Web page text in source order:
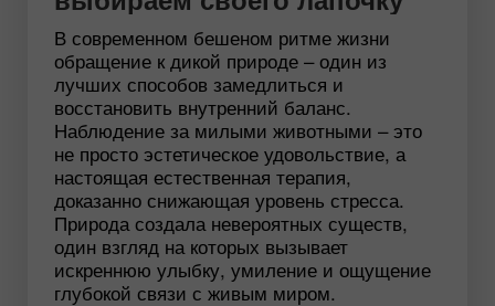
В современном бешеном ритме жизни
обращение к дикой природе – один из
лучших способов замедлиться и
восстановить внутренний баланс.
Наблюдение за милыми животными – это
не просто эстетическое удовольствие, а
настоящая естественная терапия,
доказанно снижающая уровень стресса.
Природа создала невероятных существ,
один взгляд на которых вызывает
искреннюю улыбку, умиление и ощущение
глубокой связи с живым миром.